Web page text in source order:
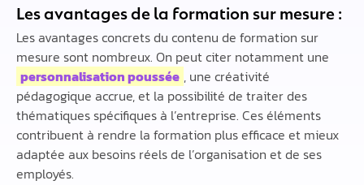
Les avantages de la formation sur mesure :
Les avantages concrets du contenu de formation sur
mesure sont nombreux. On peut citer notamment une
personnalisation poussée , une créativité
pédagogique accrue, et la possibilité de traiter des
thématiques spécifiques à l’entreprise. Ces éléments
contribuent à rendre la formation plus efficace et mieux
adaptée aux besoins réels de l’organisation et de ses
employés.